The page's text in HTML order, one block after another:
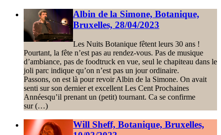
Albin de la Simone, Botanique,
Bruxelles, 28/04/2023
Les Nuits Botanique fêtent leurs 30 ans !
Pourtant, la fête n’est pas au rendez-vous. Pas de musique
d’ambiance, pas de foodtruck en vue, seul le chapiteau dans le
joli parc indique qu’on n’est pas un jour ordinaire.
Passons, on est là pour revoir Albin de la Simone. On avait
senti sur son dernier et excellent Les Cent Prochaines
Annéesqu’il prenant un (petit) tournant. Ca se confirme
sur (…)
Will Sheff, Botanique, Bruxelles,